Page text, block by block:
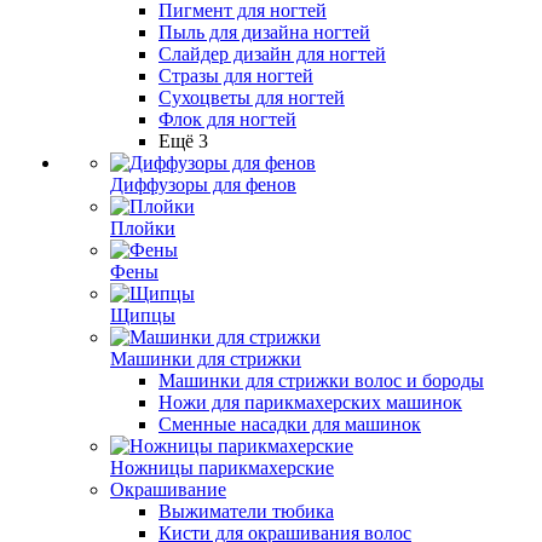
Пигмент для ногтей
Пыль для дизайна ногтей
Слайдер дизайн для ногтей
Стразы для ногтей
Сухоцветы для ногтей
Флок для ногтей
Ещё 3
Диффузоры для фенов
Плойки
Фены
Щипцы
Машинки для стрижки
Машинки для стрижки волос и бороды
Ножи для парикмахерских машинок
Сменные насадки для машинок
Ножницы парикмахерские
Окрашивание
Выжиматели тюбика
Кисти для окрашивания волос